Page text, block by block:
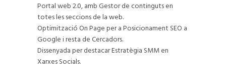
Portal web 2.0, amb Gestor de continguts en
totes les seccions de la web.
Optimització On Page per a Posicionament SEO a
Google i resta de Cercadors.
Dissenyada per destacar Estratègia SMM en
Xarxes Socials.